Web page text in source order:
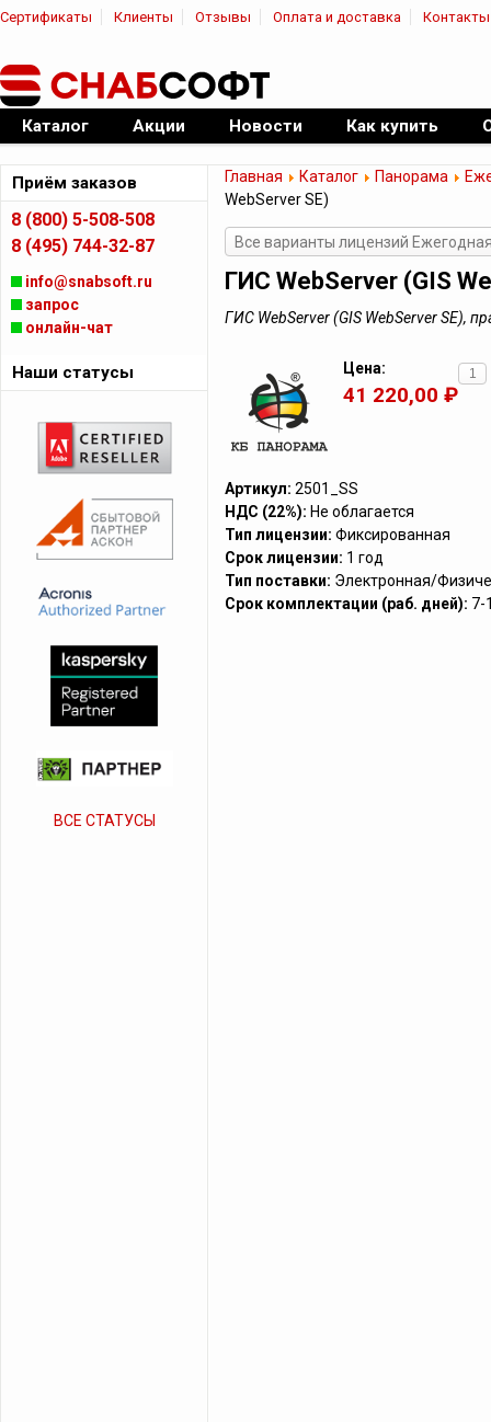
Сертификаты Клиенты Отзывы Оплата и доставка Контакты
Официальный дилер ПО
Каталог Акции Новости Как купить
Главная Каталог Панорама
WebServer SE)
Все варианты лицензий
ГИС WebServer (GIS
ГИС WebServer (GIS WebServer SE),
Цена:
41 220,00 ₽
Артикул: 2501_SS
НДС (22%): Не облагается
Тип лицензии: Фиксированная
Срок лицензии: 1 год
Тип поставки: Электронная/
Срок комплектации (раб. дней): 7-
Приём заказов
8 (800) 5-508-508
8 (495) 744-32-87
info@snabsoft.ru
запрос
онлайн-чат
Наши статусы
ВСЕ СТАТУСЫ